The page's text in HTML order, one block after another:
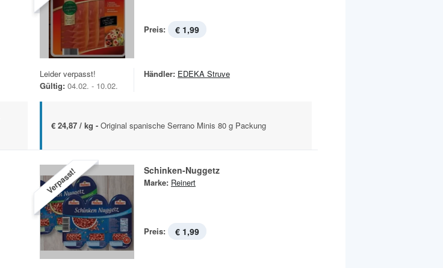
Preis: € 1,99
Leider verpasst!
Gültig: 04.02. - 10.02.
Händler: EDEKA Struve
€ 24,87 / kg - Original spanische Serrano Minis 80 g Packung
Verpasst! Schinken-Nuggetz
Marke: Reinert
Preis: € 1,99